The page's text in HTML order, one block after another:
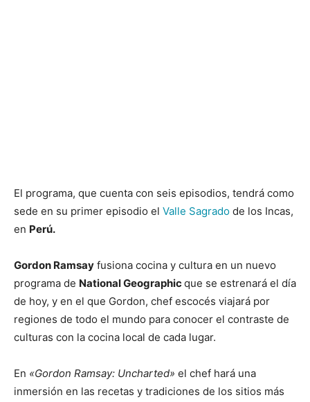
El programa, que cuenta con seis episodios, tendrá como
sede en su primer episodio el Valle Sagrado de los Incas,
en Perú.
Gordon Ramsay fusiona cocina y cultura en un nuevo
programa de National Geographicque se estrenará el día
de hoy, y en el que Gordon, chef escocés viajará por
regiones de todo el mundo para conocer el contraste de
culturas con la cocina local de cada lugar.
En «Gordon Ramsay: Uncharted» el chef hará una
inmersión en las recetas y tradiciones de los sitios más